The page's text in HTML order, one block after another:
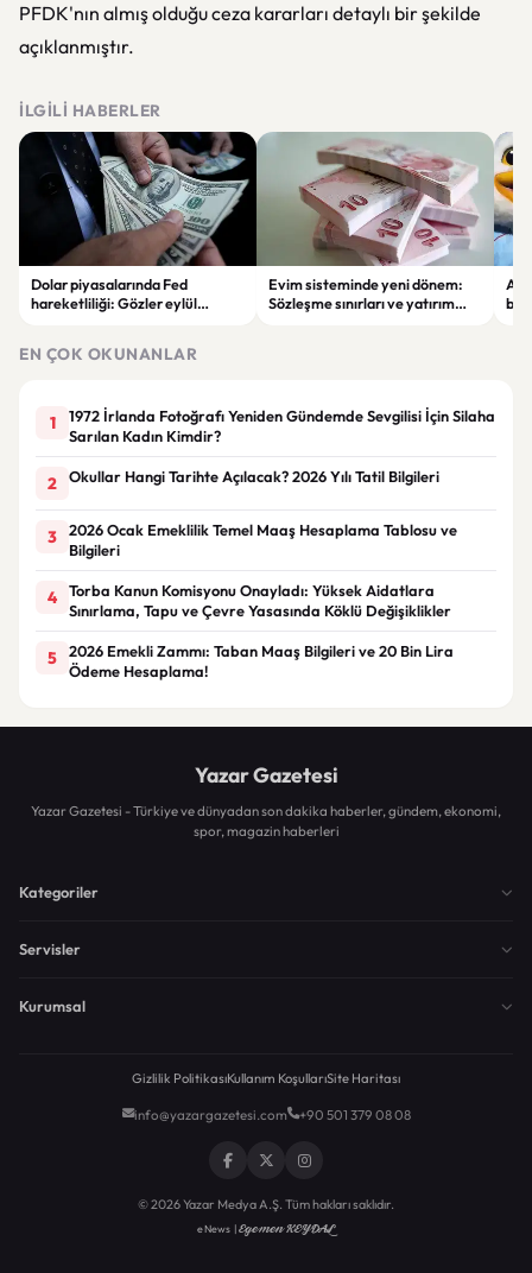
PFDK'nın almış olduğu ceza kararları detaylı bir şekilde
açıklanmıştır.
İLGILI HABERLER
Dolar piyasalarında Fed
hareketliliği: Gözler eylül
Evim sisteminde yeni dönem:
Sözleşme sınırları ve yatırım
EN ÇOK OKUNANLAR
1
1972 İrlanda Fotoğrafı Yeniden Gündemde Sevgilisi İçin Silaha
Sarılan Kadın Kimdir?
2 Okullar Hangi Tarihte Açılacak? 2026 Yılı Tatil Bilgileri
3
2026 Ocak Emeklilik Temel Maaş Hesaplama Tablosu ve
Bilgileri
4
Torba Kanun Komisyonu Onayladı: Yüksek Aidatlara
Sınırlama, Tapu ve Çevre Yasasında Köklü Değişiklikler
5
2026 Emekli Zammı: Taban Maaş Bilgileri ve 20 Bin Lira
Ödeme Hesaplama!
Yazar Gazetesi
Yazar Gazetesi - Türkiye ve dünyadan son dakika haberler, gündem, ekonomi,
spor, magazin haberleri
Kategoriler
Servisler
Kurumsal
Gizlilik PolitikasıKullanım KoşullarıSite Haritası
info@yazargazetesi.com +90 501 379 08 08
© 2026 Yazar Medya A.Ş. Tüm hakları saklıdır.
eNews |Egemen KEYDAL